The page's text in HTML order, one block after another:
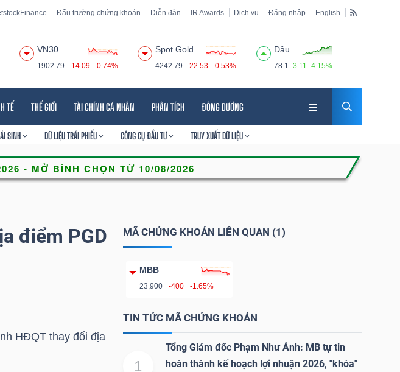
Đấu trường chứng khoán Diễn đàn IR Awards Dịch vụ Đăng nhập English
VN30
1902.79 -14.09 -0.74%
Spot Gold
4242.79 -22.53 -0.53%
Dầu
78.1 3.11 4.15%
TẾ THẾ GIỚI TÀI CHÍNH CÁ NHÂN PHÂN TÍCH ĐÔNG DƯƠNG
SINH DỮ LIỆU TRÁI PHIẾU CÔNG CỤ ĐẦU TƯ TRUY XUẤT DỮ LIỆU
điểm PGD
HĐQT thay đổi địa
MÃ CHỨNG KHOÁN LIÊN QUAN (1)
MBB
23,900 -400 -1.65%
TIN TỨC MÃ CHỨNG KHOÁN
1
Tổng Giám đốc Phạm Như Ánh: MB tự tin
hoàn thành kế hoạch lợi nhuận 2026, "khóa"